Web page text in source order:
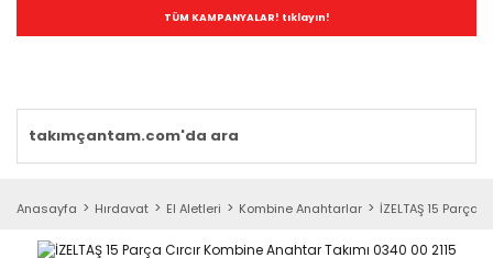
TÜM KAMPANYALAR! tıklayın!
Anasayfa Hırdavat El Aletleri Kombine Anahtarlar İZELTAŞ 15 Parça